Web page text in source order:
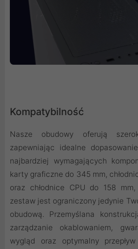
Kompatybilność
Nasze obudowy oferują
zapewniając idealne
najbardziej wymagających
karty graficzne do 345 mm,
oraz chłodnice CPU do 158
zestaw jest ograniczony jedynie
obudową. Przemyślana
zarządzanie okablowaniem,
wygląd oraz optymalny